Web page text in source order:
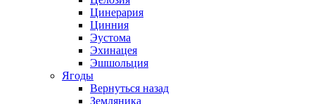
Цинерария
Цинния
Эустома
Эхинацея
Эшшольция
Ягоды
Вернуться назад
Земляника